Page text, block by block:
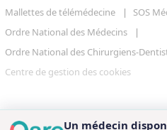
Un médecin
Mallettes de télémédecine
SOS
Ordre National des Médecins
Ordre National des Chirurgiens-
Centre de gestion des cookies